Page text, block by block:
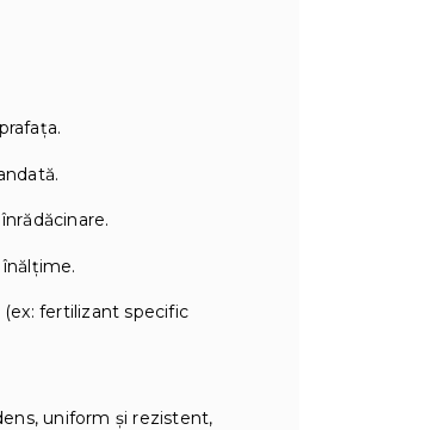
fertilizant specific
uniform și rezistent,